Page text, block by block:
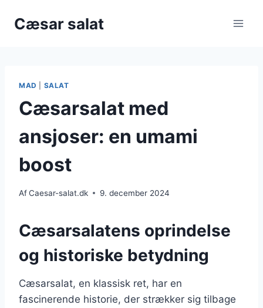
Cæsar salat
MAD SALAT
Cæsarsalat med
ansjoser: en umami
boost
AfCaesar-salat.dk 9. december 2024
Cæsarsalatens oprindelse
og historiske betydning
Cæsarsalat, en klassisk ret, har en
fascinerende historie, der strækker sig tilbage